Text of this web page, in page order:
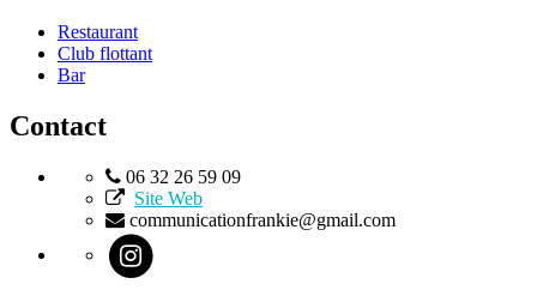
Restaurant
Club flottant
Bar
Contact
06 32 26 59 09
Site Web
communicationfrankie@gmail.com